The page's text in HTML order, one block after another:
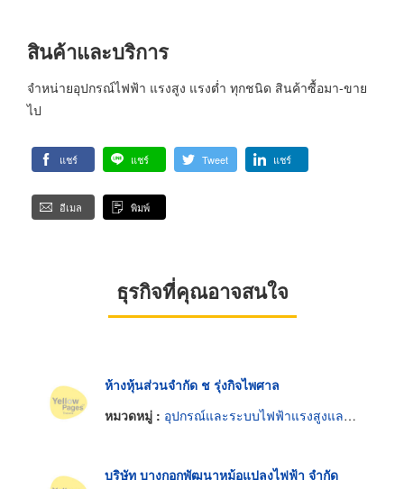
สินค้าและบริการ
จำหน่ายอุปกรณ์ไฟฟ้า แรงสูง แรงต่ำ ทุกชนิด สินค้าซื้อมา-ขาย
ไป
แชร์ แชร์ Tweet แชร์
อีเมล พิมพ์
ธุรกิจที่คุณอาจสนใจ
ห้างหุ้นส่วนจำกัด ช รุ่งกิจไพศาล
หมวดหมู่ : อุปกรณ์และระบบไฟฟ้าแรงสูงและแรงต่ำ
บริษัท บางกอกพัฒนาหม้อแปลงไฟฟ้า จำกัด